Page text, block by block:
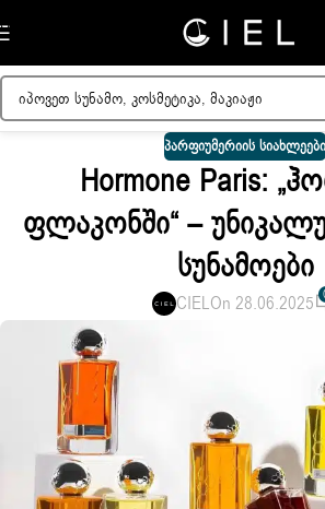
Skip to navigation
ᲞᲐᲠᲤᲘᲣᲛᲔᲠᲘᲘᲡ ᲡᲘᲐᲮᲚᲔᲔᲑᲘ
Hormone Paris:
Ფლაკონში“ –
Სუნამოები
CIELOn 28.06.2025